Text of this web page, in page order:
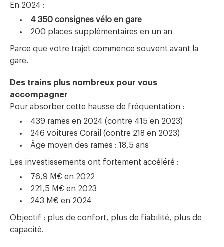
En 2024 :
4 350 consignes vélo en gare
200 places supplémentaires en un an
Parce que votre trajet commence souvent avant la
gare.
Des trains plus nombreux pour vous
accompagner
Pour absorber cette hausse de fréquentation :
439 rames en 2024 (contre 415 en 2023)
246 voitures Corail (contre 218 en 2023)
Âge moyen des rames : 18,5 ans
Les investissements ont fortement accéléré :
76,9 M€ en 2022
221,5 M€ en 2023
243 M€ en 2024
Objectif : plus de confort, plus de fiabilité, plus de
capacité.